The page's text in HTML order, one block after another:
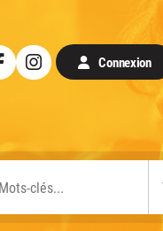
Connexion